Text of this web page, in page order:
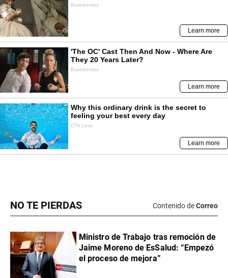
NO TE PIERDAS Contenido deCorreo
Ministro de Trabajo tras remoción de
Jaime Moreno de EsSalud: “Empezó
el proceso de mejora”